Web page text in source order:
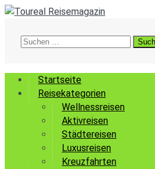
Suchen
Startseite
Reisekategorien
Wellnessreisen
Aktivreisen
Städtereisen
Luxusreisen
Kreuzfahrten